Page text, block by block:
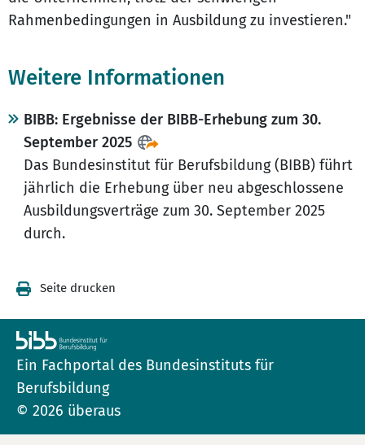
Rahmenbedingungen in Ausbildung zu investieren."
Weitere Informationen
BIBB: Ergebnisse der BIBB-Erhebung zum 30.
September 2025
Das Bundesinstitut für Berufsbildung (BIBB) führt
jährlich die Erhebung über neu abgeschlossene
Ausbildungsverträge zum 30. September 2025
durch.
Seite drucken
Ein Fachportal des Bundesinstituts für
Berufsbildung
© 2026 überaus